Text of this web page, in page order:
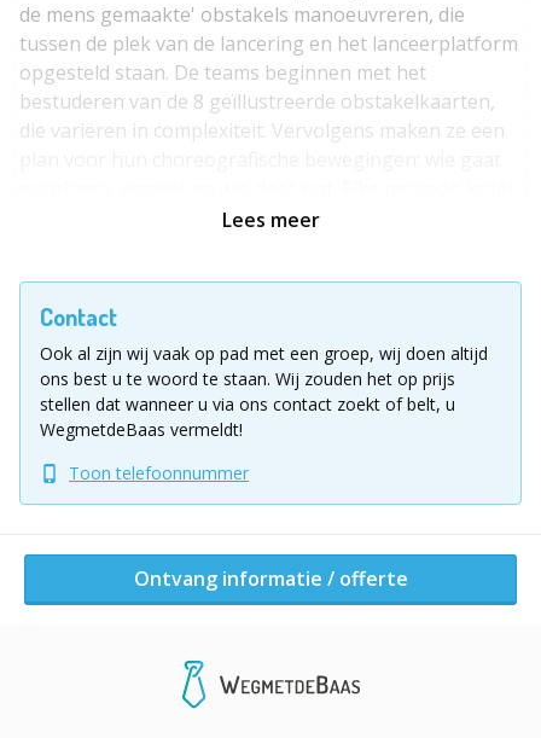
de mens gemaakte' obstakels manoeuvreren, die
tussen de plek van de lancering en het lanceerplatform
opgesteld staan. De teams beginnen met het
bestuderen van de 8 geïllustreerde obstakelkaarten,
die variëren in complexiteit. Vervolgens maken ze een
de gelegenheid om de drone te besturen. Voordat ze
het perfectioneren van hun bewegingen.
Einde:
Het team dat elk teamlid heeft ingezet en alle
bewegingen het behendigst heeft gecoördineerd, wint.
Dit is een indrukwekkende activiteit die lang blijft
nazinderen en waarbij teams slagen in – een op het
eerste zicht – onmogelijke opdracht. Een teamprestatie
Vul voor meer informatie of een vrijblijvende
Drone Control kan in iedere stad, gemeente of plaats
Lees meer
Contact
Ook al zijn wij vaak op pad met een groep, wij doen altijd
ons best u te woord te staan. Wij zouden het op prijs
stellen dat wanneer u via ons contact zoekt of belt, u
WegmetdeBaas vermeldt!
Toon telefoonnummer
Ontvang informatie / offerte